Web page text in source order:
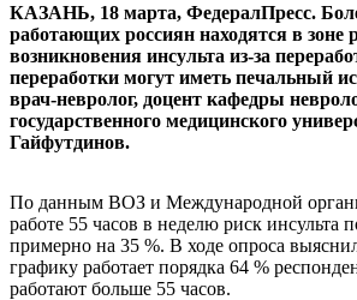
КАЗАНЬ, 18 марта, ФедералПресс.
работающих россиян находятся в зоне
возникновения инсульта из-за
переработки могут иметь печальный
врач-невролог, доцент кафедры
государственного медицинского
Гайфутдинов.
По данным ВОЗ и Международной
работе 55 часов в неделю риск инсульта
примерно на 35 %. В ходе опроса
графику работает порядка 64 %
работают больше 55 часов.